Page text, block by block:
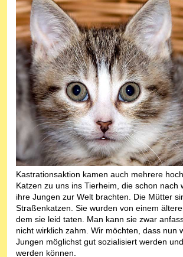
Kastrationsaktion kamen auch mehrere
Katzen zu uns ins Tierheim, die schon nach
ihre Jungen zur Welt brachten. Die Mütter
Straßenkatzen. Sie wurden von einem
dem sie leid taten. Man kann sie zwar
nicht wirklich zahm. Wir möchten, dass nun
Jungen möglichst gut sozialisiert werden
werden können.